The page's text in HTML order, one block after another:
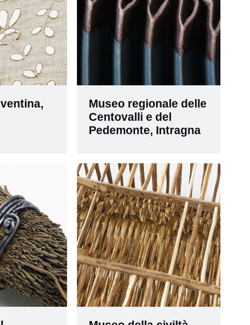
Museo regionale delle
Centovalli e del
Pedemonte, Intragna